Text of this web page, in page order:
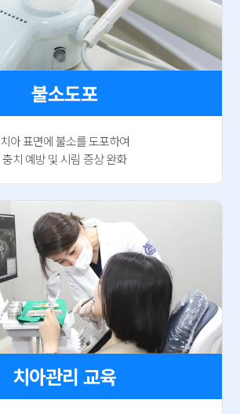
불소도포
치아 표면에 불소를 도포하여
충치 예방 및 시림 증상 완화
치아관리 교육